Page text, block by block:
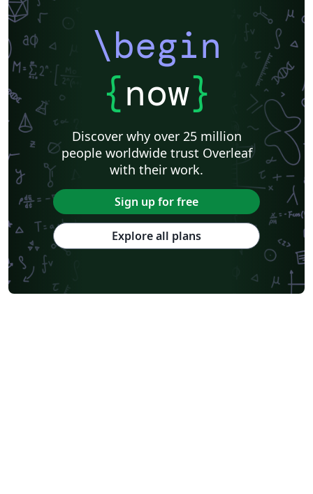
\begin
{now}
Discover why over 25 million
people worldwide trust Overleaf
with their work.
Sign up for free
Explore all plans